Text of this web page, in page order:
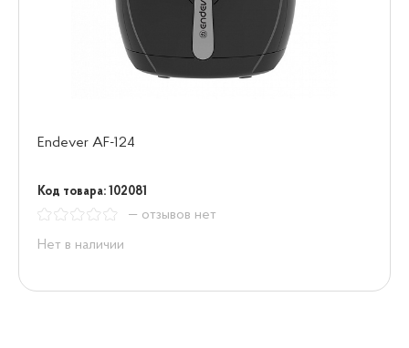
Endever AF-124
Код товара: 102081
— отзывов нет
Нет в наличии